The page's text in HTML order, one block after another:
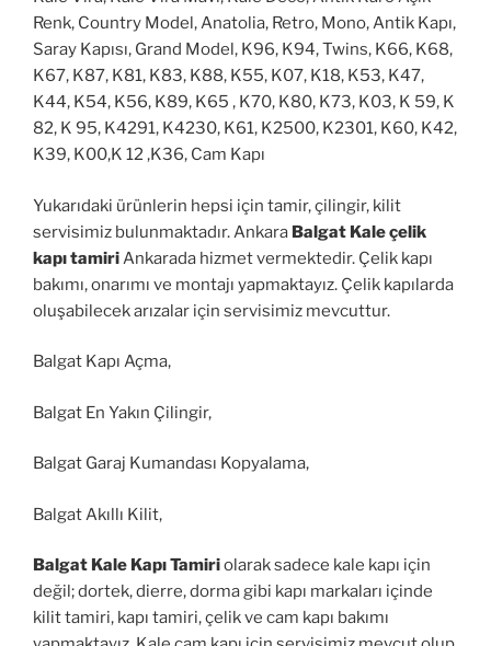
Renk, Country Model, Anatolia, Retro, Mono, Antik Kapı,
Saray Kapısı, Grand Model, K96, K94, Twins, K66, K68,
K67, K87, K81, K83, K88, K55, K07, K18, K53, K47,
K44, K54, K56, K89, K65 , K70, K80, K73, K03, K 59, K
82, K 95, K4291, K4230, K61, K2500, K2301, K60, K42,
K39, K00,K 12 ,K36, Cam Kapı
Yukarıdaki ürünlerin hepsi için tamir, çilingir, kilit
servisimiz bulunmaktadır. Ankara Balgat Kale çelik
kapı tamiri Ankarada hizmet vermektedir. Çelik kapı
bakımı, onarımı ve montajı yapmaktayız. Çelik kapılarda
oluşabilecek arızalar için servisimiz mevcuttur.
Balgat Kapı Açma,
Balgat En Yakın Çilingir,
Balgat Garaj Kumandası Kopyalama,
Balgat Akıllı Kilit,
Balgat Kale Kapı Tamiriolarak sadece kale kapı için
değil; dortek, dierre, dorma gibi kapı markaları içinde
kilit tamiri, kapı tamiri, çelik ve cam kapı bakımı